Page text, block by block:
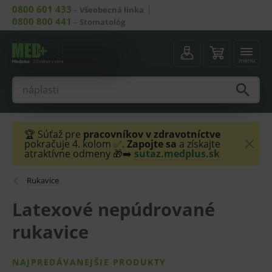
0800 601 433 – Všeobecná linka
0800 800 441 – Stomatológ
menu
🏆 Súťaž pre pracovníkov v zdravotníctve
pokračuje 4. kolom ✅. Zapojte sa a získajte
atraktívne odmeny 🎁➡️ sutaz.medplus.sk
Rukavice
Latexové nepúdrované
rukavice